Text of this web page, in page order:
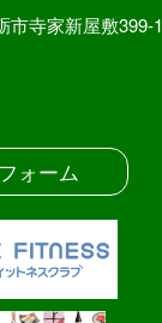
市寺家新屋敷399-1
ォーム